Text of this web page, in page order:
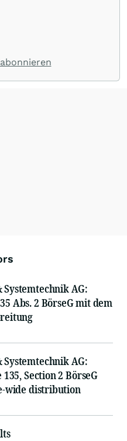
Systemtechnik AG:
Abs. 2 BörseG mit dem
Systemtechnik AG:
Section 2 BörseG
wide distribution